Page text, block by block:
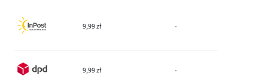
9,99 zł -
9,99 zł -